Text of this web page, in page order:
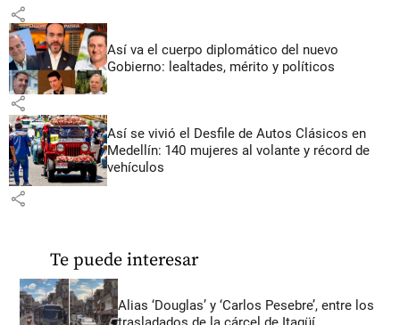
share
Así va el cuerpo diplomático del nuevo
Gobierno: lealtades, mérito y políticos
share
Así se vivió el Desfile de Autos Clásicos en
Medellín: 140 mujeres al volante y récord de
vehículos
share
Te puede interesar
Alias ‘Douglas’ y ‘Carlos Pesebre’, entre los